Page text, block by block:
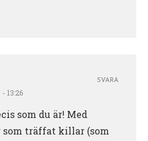
13:26
som du är! Med
som träffat killar (som
SVARA